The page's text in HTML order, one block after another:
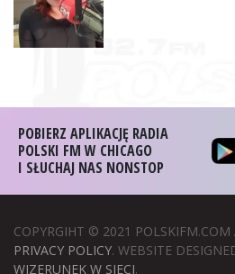
POBIERZ APLIKACJĘ RADIA
POLSKI FM W CHICAGO
I SŁUCHAJ NAS NONSTOP
COPYRGIHT © 2021 POLSKIFM.COM
PRIVACY POLICY. WEBSITE
WIZERUNEK W SIECI.